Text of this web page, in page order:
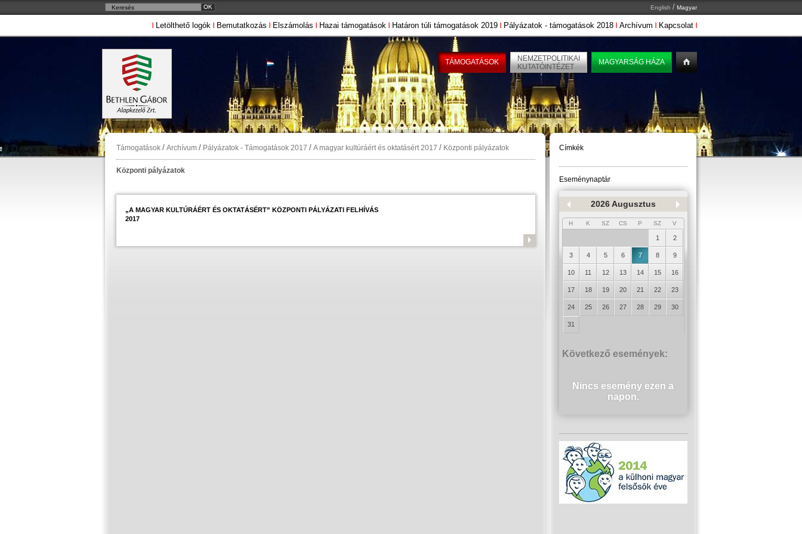
English / Magyar
Letölthető logók Bemutatkozás Elszámolás Hazai támogatások Határon túli támogatások 2019 Pályázatok - támogatások 2018 Archívum Kapcsolat
TÁMOGATÁSOK
NEMZETPOLITIKAI
KUTATÓINTÉZET
MAGYARSÁG HÁZA
Támogatások / Archívum / Pályázatok - Támogatások 2017 / A magyar kultúráért és oktatásért 2017 / Központi pályázatok
Központi pályázatok
„A MAGYAR KULTÚRÁÉRT ÉS OKTATÁSÉRT” KÖZPONTI PÁLYÁZATI FELHÍVÁS
2017
Címkék
Eseménynaptár
2026 Augusztus
H K SZ CS P SZ V
1 2
3 4 5 6 7 8 9
10 11 12 13 14 15 16
17 18 19 20 21 22 23
24 25 26 27 28 29 30
31
Következő események:
Nincs esemény ezen a
napon.